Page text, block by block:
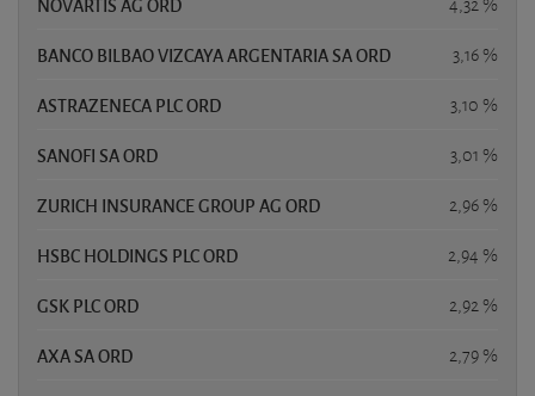
BANCO BILBAO VIZCAYA ARGENTARIA SA ORD 3,16 %
ASTRAZENECA PLC ORD 3,10 %
SANOFI SA ORD 3,01 %
ZURICH INSURANCE GROUP AG ORD 2,96 %
HSBC HOLDINGS PLC ORD 2,94 %
GSK PLC ORD 2,92 %
AXA SA ORD 2,79 %